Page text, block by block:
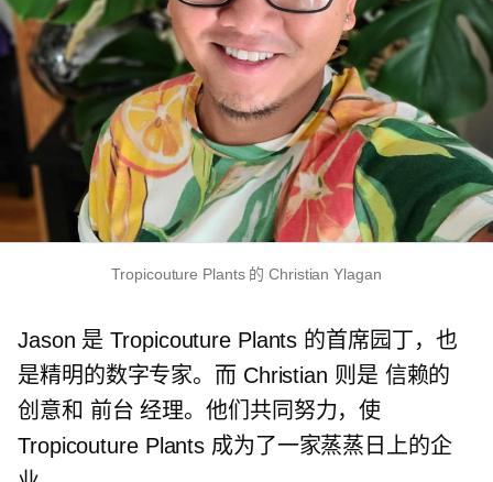
Tropicouture Plants 的 Christian Ylagan
Jason 是 Tropicouture Plants 的首席园丁，也
是精明的数字专家。而 Christian 则是 信赖的
创意和 前台 经理。他们共同努力，使
Tropicouture Plants 成为了一家蒸蒸日上的企